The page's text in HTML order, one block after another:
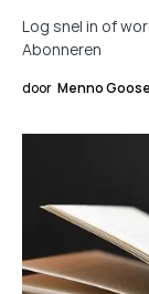
Log snel in of
Abonneren
door Menno